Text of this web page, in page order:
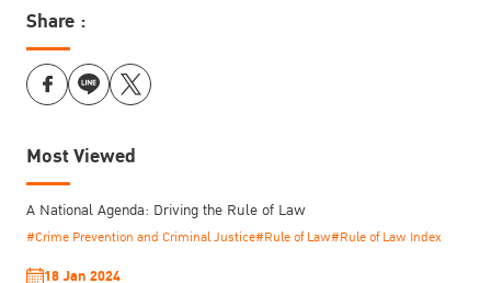
Share :
Most Viewed
A National Agenda: Driving the Rule of Law
#Crime Prevention and Criminal Justice#Rule of Law#Rule of Law Index
18 Jan 2024